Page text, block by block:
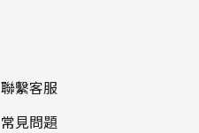
聯繫客服
常見問題